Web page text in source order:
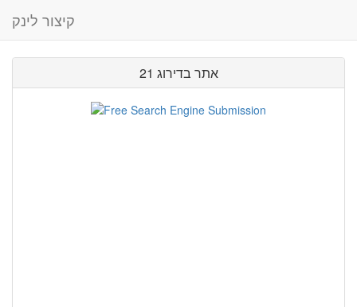
קיצור לינק
אתר בדירוג 21